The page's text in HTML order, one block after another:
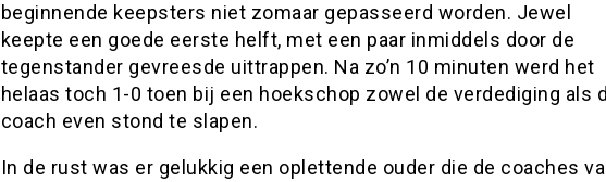
beginnende keepsters niet zomaar gepasseerd worden. Jewel
keepte een goede eerste helft, met een paar inmiddels door de
tegenstander gevreesde uittrappen. Na zo’n 10 minuten werd het
helaas toch 1-0 toen bij een hoekschop zowel de verdediging als
coach even stond te slapen.
In de rust was er gelukkig een oplettende ouder die de coaches